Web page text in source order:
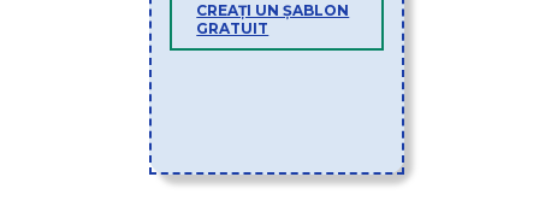
CREAȚI UN ȘABLON
GRATUIT